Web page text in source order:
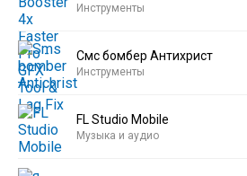
Инструменты
Смс бомбер Антихрист
Инструменты
FL Studio Mobile
Музыка и аудио